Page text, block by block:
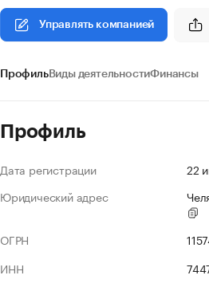
Управлять компанией
ПрофильВиды деятельностиФинансы
Профиль
Дата регистрации
22
Юридический адрес
ОГРН
ИНН